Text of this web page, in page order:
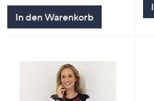
In den Warenkorb